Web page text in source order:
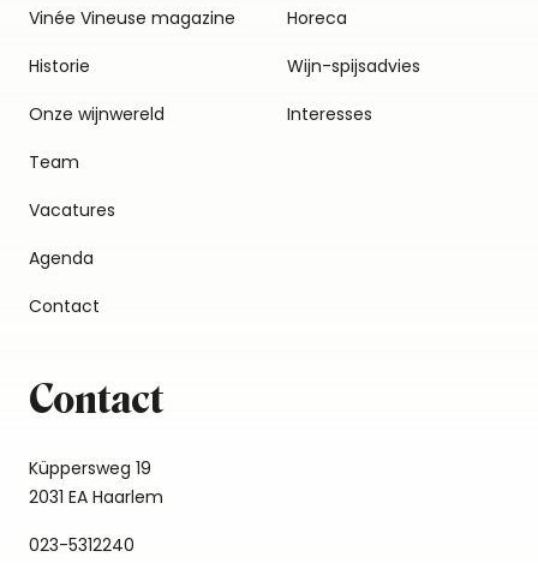
Vinée Vineuse magazine
Historie
Onze wijnwereld
Team
Vacatures
Agenda
Contact
Horeca
Wijn-spijsadvies
Interesses
Contact
Küppersweg 19
2031 EA Haarlem
023-5312240